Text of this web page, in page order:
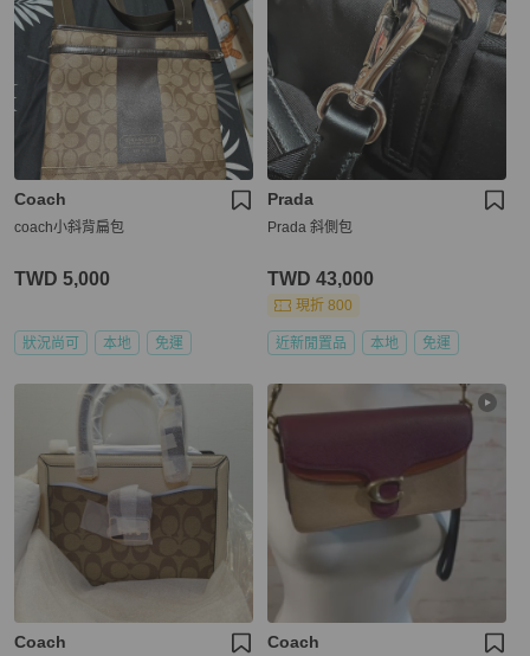
Coach
coach小斜背扁包
TWD 5,000
狀況尚可 本地 免運
Prada
Prada 斜側包
TWD 43,000
現折 800
近新閒置品 本地 免運
Coach Coach